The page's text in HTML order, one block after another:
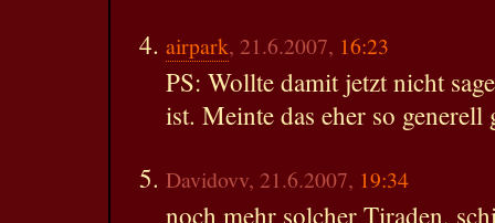
airpark, 21.6.2007, 16:23
PS: Wollte damit jetzt nicht
ist. Meinte das eher so generell
Davidovv, 21.6.2007, 19:34
noch mehr solcher Tiraden,